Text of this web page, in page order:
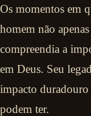
Os momentos em
homem não
compreendia a
em Deus. Seu
impacto duradouro
podem ter.